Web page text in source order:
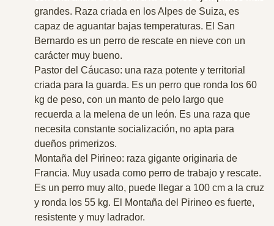
grandes. Raza criada en los Alpes de Suiza, es
capaz de aguantar bajas temperaturas. El San
Bernardo es un perro de rescate en nieve con un
carácter muy bueno.
Pastor del Cáucaso: una raza potente y territorial
criada para la guarda. Es un perro que ronda los 60
kg de peso, con un manto de pelo largo que
recuerda a la melena de un león. Es una raza que
necesita constante socialización, no apta para
dueños primerizos.
Montaña del Pirineo: raza gigante originaria de
Francia. Muy usada como perro de trabajo y rescate.
Es un perro muy alto, puede llegar a 100 cm a la cruz
y ronda los 55 kg. El Montaña del Pirineo es fuerte,
resistente y muy ladrador.